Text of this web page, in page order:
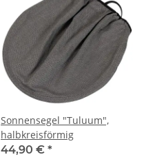
Sonnensegel "Tuluum",
halbkreisförmig
44,90 € *